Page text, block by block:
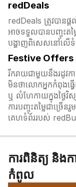
redDeals
redDeals ត្រូវបាន
អាចទទួលបានបញ្ចុះតម្
បង្ហាញពិសេសនៅលើ
Festive Offers
រីករាយជាមួយនឹងរដូវ
មិនថាលោកអ្នកកំពុងធ្
ឬ លំហែកាយក្នុងថ្ងៃវិ
ការបញ្ចុះតម្លៃជាច្រ
គេហទំព័ររបស់
ការពិនិត្យ និងក
កំពូល